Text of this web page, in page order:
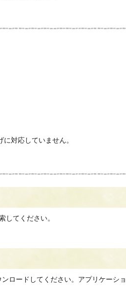
対応していません。
してください。
ロードしてください。アプリケーシ